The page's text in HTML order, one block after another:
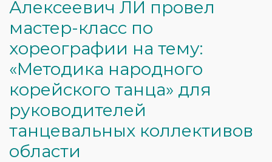
Алексеевич ЛИ провел
мастер-класс по
хореографии на тему:
«Методика народного
корейского танца» для
руководителей
танцевальных коллективов
области